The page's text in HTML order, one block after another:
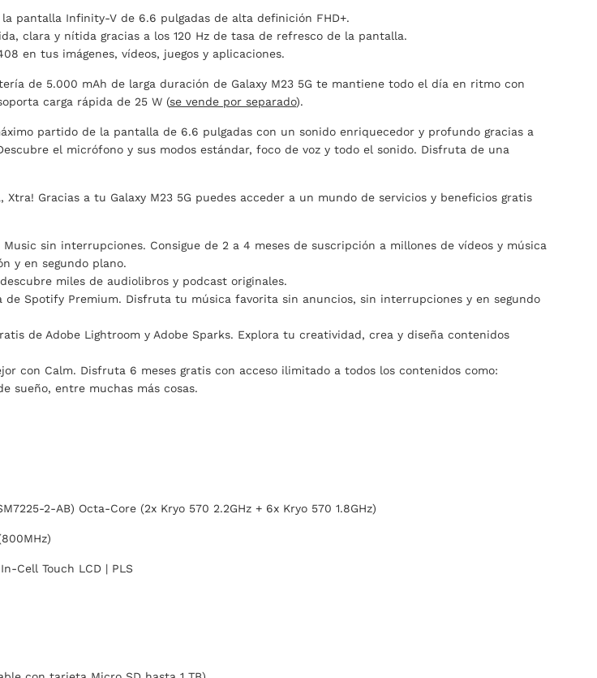
pantalla Infinity-V de 6.6 pulgadas de alta definición FHD+.
clara y nítida gracias a los 120 Hz de tasa de refresco de la pantalla.
en tus imágenes, vídeos, juegos y aplicaciones.
de 5.000 mAh de larga duración de Galaxy M23 5G te mantiene todo el día en ritmo con
carga rápida de 25 W (se vende por separado).
partido de la pantalla de 6.6 pulgadas con un sonido enriquecedor y profundo gracias a
el micrófono y sus modos estándar, foco de voz y todo el sonido. Disfruta de una
Xtra! Gracias a tu Galaxy M23 5G puedes acceder a un mundo de servicios y beneficios gratis
sin interrupciones. Consigue de 2 a 4 meses de suscripción a millones de vídeos y música
y en segundo plano.
miles de audiolibros y podcast originales.
de Spotify Premium. Disfruta tu música favorita sin anuncios, sin interrupciones y en segundo
de Adobe Lightroom y Adobe Sparks. Explora tu creatividad, crea y diseña contenidos
con Calm. Disfruta 6 meses gratis con acceso ilimitado a todos los contenidos como:
sueño, entre muchas más cosas.
2-AB) Octa-Core (2x Kryo 570 2.2GHz + 6x Kryo 570 1.8GHz)
Cell Touch LCD | PLS